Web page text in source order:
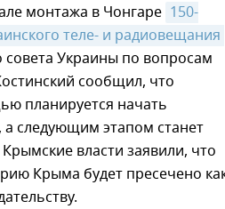
монтажа в Чонгаре 150-
теле- и радиовещания
Украины по вопросам
сообщил, что
планируется начать
следующим этапом станет
власти заявили, что
Крыма будет пресечено